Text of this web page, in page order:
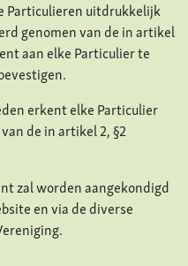
Particulieren uitdrukkelijk
genomen van de in artikel
aan elke Particulier te
erkent elke Particulier
de in artikel 2, §2
zal worden aangekondigd
en via de diverse